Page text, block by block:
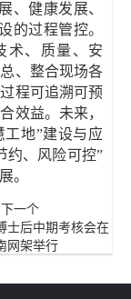
、健康发展、
的过程管控。
术、质量、安
、整合现场各
程可追溯可预
效益。未来，
地”建设与应
约、风险可控”
。
下一个
士后中期考核会在
网架举行